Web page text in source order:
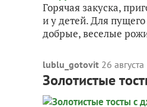
Горячая закуска,
и у детей. Для
добрые, веселые
lublu_gotovit 26
Золотистые